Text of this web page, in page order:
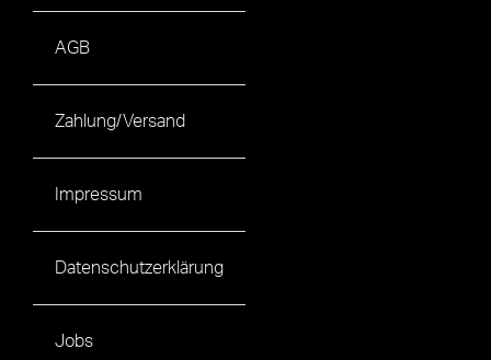
AGB
Zahlung/Versand
Impressum
Datenschutzerklärung
Jobs